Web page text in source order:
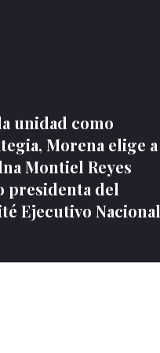
unidad como
Morena elige a
Montiel Reyes
presidenta del
Ejecutivo Nacional